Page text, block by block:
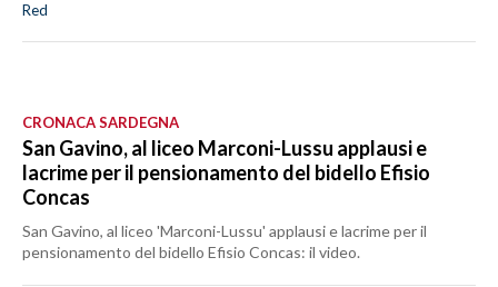
Red
CRONACA SARDEGNA
San Gavino, al liceo Marconi-Lussu applausi e
lacrime per il pensionamento del bidello Efisio
Concas
San Gavino, al liceo 'Marconi-Lussu' applausi e lacrime per il
pensionamento del bidello Efisio Concas: il video.